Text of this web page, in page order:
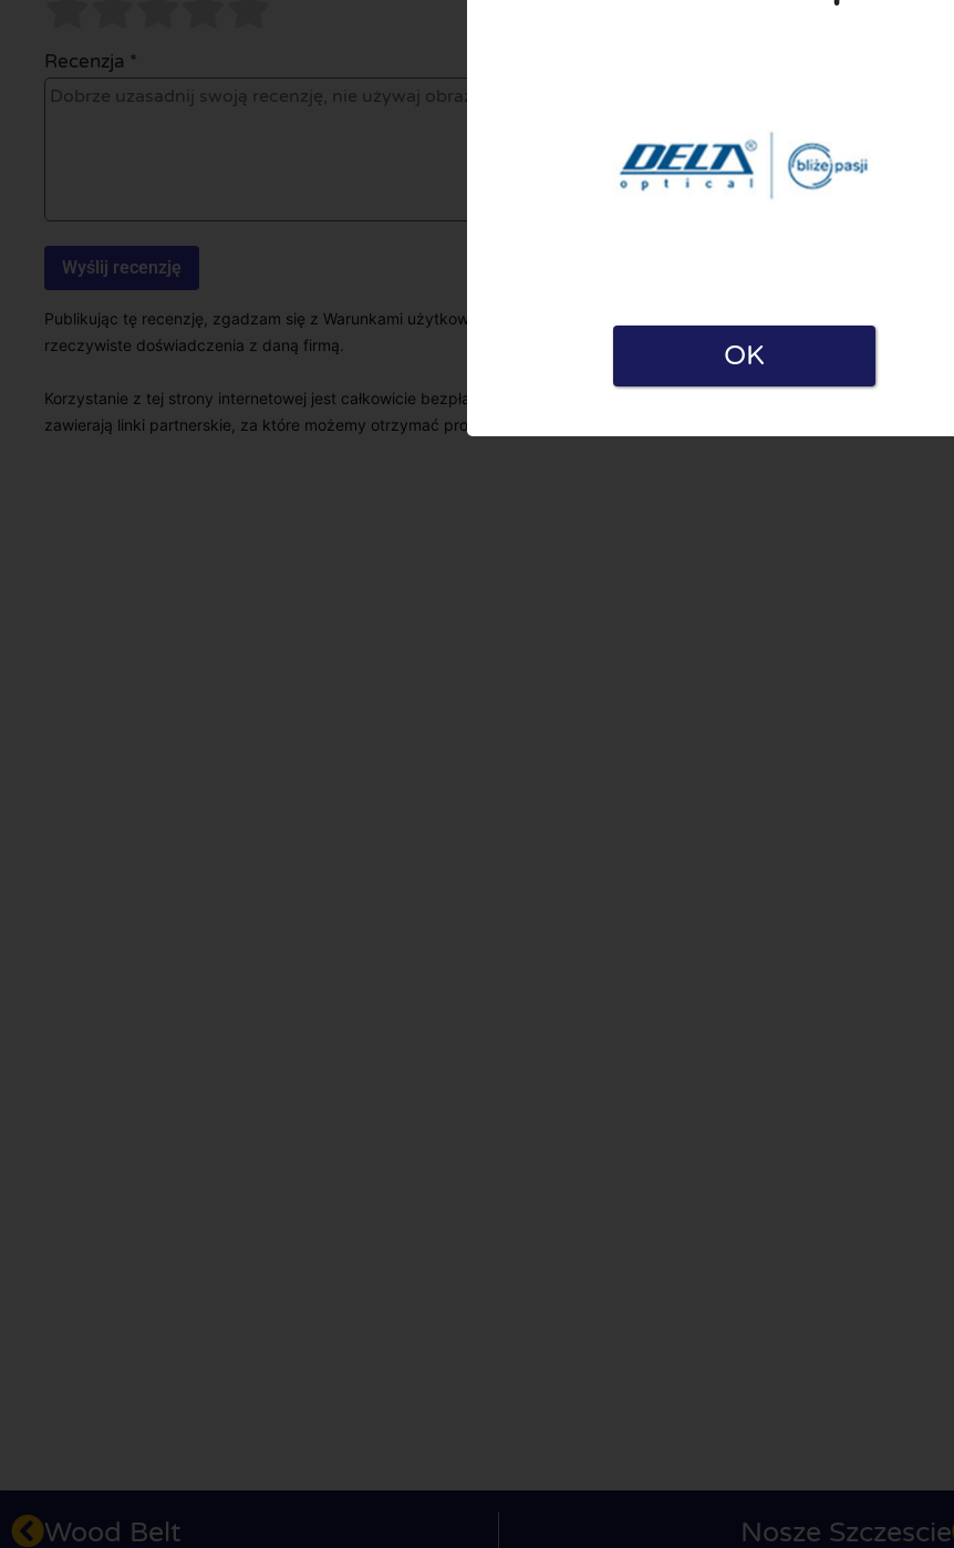
Recenzja *
Publikując tę recenzję, zgadzam się z Warunkami użytkowania i Polityką prywatności. Oświadczam również, że mam
rzeczywiste doświadczenia z daną firmą.
Korzystanie z tej strony internetowej jest całkowicie bezpłatne zarówno dla firm, jak i użytkowników. Dlatego niektóre strony
zawierają linki partnerskie, za które możemy otrzymać prowizję.
Wood Belt Nosze Szczescie
OK